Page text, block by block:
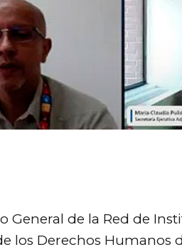
General de la Red de
los Derechos Humanos